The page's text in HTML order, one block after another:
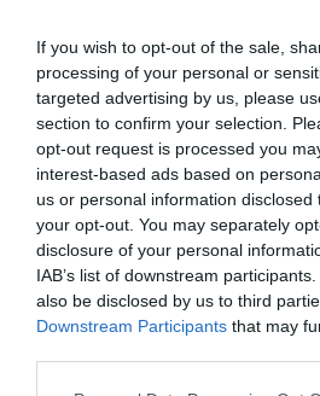
If you wish to opt-out of the sale,
processing of your personal or
targeted advertising by us, please
section to confirm your selection.
opt-out request is processed you
interest-based ads based on
us or personal information
your opt-out. You may separately
disclosure of your personal
IAB’s list of downstream
also be disclosed by us to third
Downstream Participants that may
gener i juny a Catalunya va
Barcelona, que va concentrar
Afegir VIA Empresacom
Google de forma
Estigues informat amb les
ACTIVAR ARA